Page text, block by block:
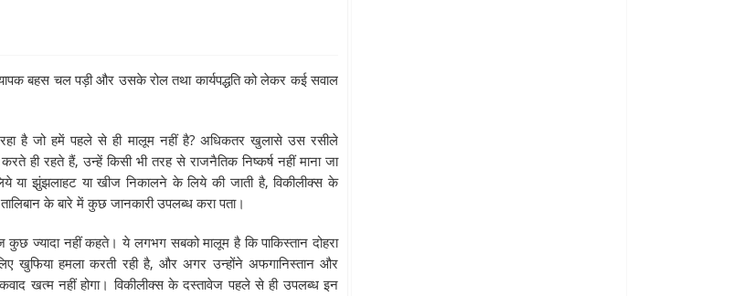
बहस चल पड़ी और उसके रोल तथा कार्यपद्धति को लेकर कई सवाल
है जो हमें पहले से ही मालूम नहीं है? अधिकतर खुलासे उस रसीले
ही रहते हैं, उन्हें किसी भी तरह से राजनैतिक निष्कर्ष नहीं माना जा
झुंझलाहट या खीज निकालने के लिये की जाती है, विकीलीक्स के
के बारे में कुछ जानकारी उपलब्ध करा पता।
ज्यादा नहीं कहते। ये लगभग सबको मालूम है कि पाकिस्तान दोहरा
खुफिया हमला करती रही है, और अगर उन्होंने अफगानिस्तान और
खत्म नहीं होगा। विकीलीक्स के दस्तावेज पहले से ही उपलब्ध इन